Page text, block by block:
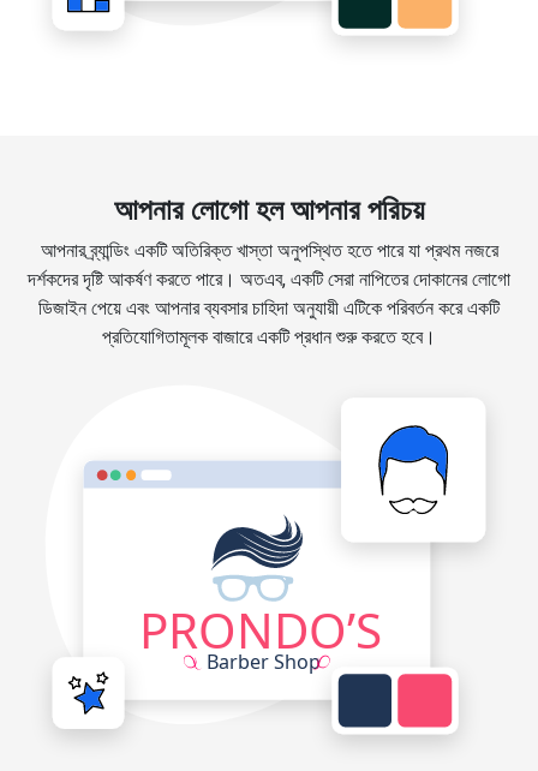
আপনার লোগো হল আপনার পরিচয়
আপনার ব্র্যান্ডিং একটি অতিরিক্ত খাস্তা অনুপস্থিত হতে পারে যা প্রথম নজরে
দর্শকদের দৃষ্টি আকর্ষণ করতে পারে। অতএব, একটি সেরা নাপিতের দোকানের লোগো
ডিজাইন পেয়ে এবং আপনার ব্যবসার চাহিদা অনুযায়ী এটিকে পরিবর্তন করে একটি
প্রতিযোগিতামূলক বাজারে একটি প্রধান শুরু করতে হবে।